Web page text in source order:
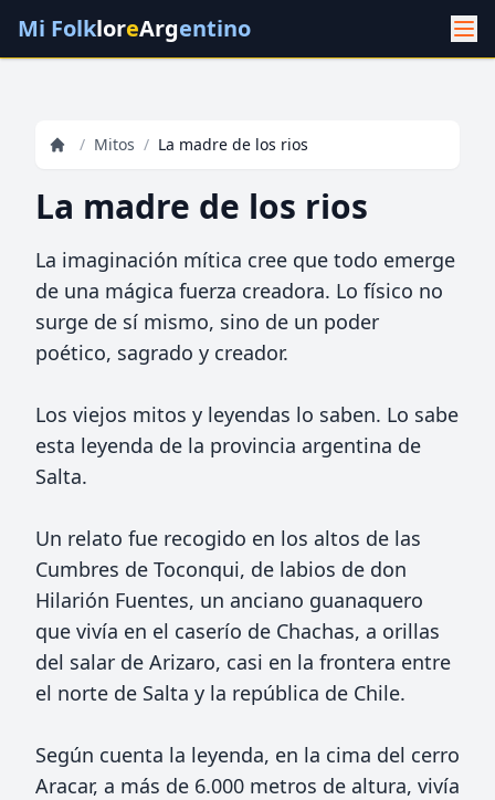
Mi FolkloreArgentino
/ Mitos / La madre de los rios
La madre de los rios
La imaginación mítica cree que todo emerge
de una mágica fuerza creadora. Lo físico no
surge de sí mismo, sino de un poder
poético, sagrado y creador.
Los viejos mitos y leyendas lo saben. Lo sabe
esta leyenda de la provincia argentina de
Salta.
Un relato fue recogido en los altos de las
Cumbres de Toconqui, de labios de don
Hilarión Fuentes, un anciano guanaquero
que vivía en el caserío de Chachas, a orillas
del salar de Arizaro, casi en la frontera entre
el norte de Salta y la república de Chile.
Según cuenta la leyenda, en la cima del cerro
Aracar, a más de 6.000 metros de altura, vivía